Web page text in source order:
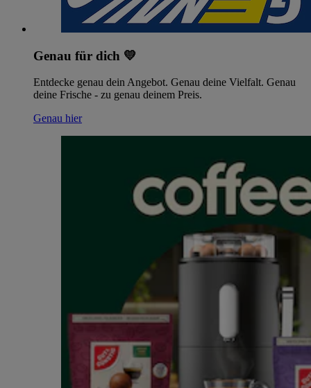
Genau für dich 💛
Entdecke genau dein Angebot. Genau deine Vielfalt. Genau
deine Frische - zu genau deinem Preis.
Genau hier